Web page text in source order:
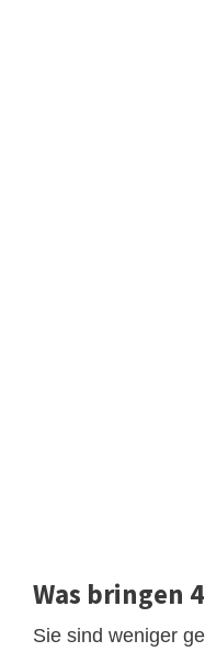
Was bringen
Sie sind weniger